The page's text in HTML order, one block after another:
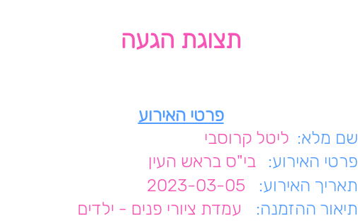
תצוגת הגעה
פרטי האירוע
שם מלא: ליטל קרוסבי
בי"ס בראש העין
פרטי האירוע:
2023-03-05
תאריך האירוע:
עמדת ציורי פנים - ילדים
תיאור ההזמנה: